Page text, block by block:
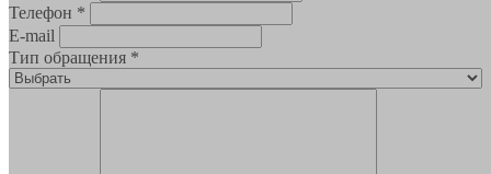
Телефон *
E-mail
Тип обращения *